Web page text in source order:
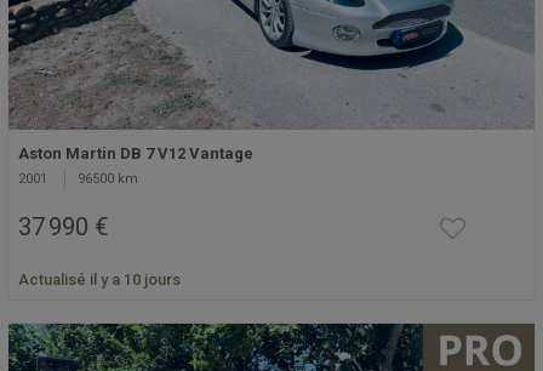
Aston Martin DB 7 V12 Vantage
2001 96500 km
37 990 €
Actualisé il y a 10 jours